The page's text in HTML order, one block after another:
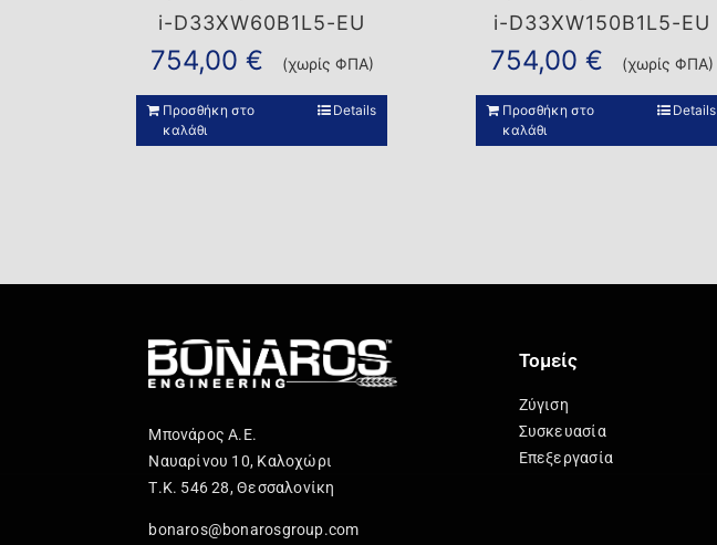
i-D33XW60B1L5-EU
754,00 € (χωρίς ΦΠΑ)
Προσθήκη στο
καλάθι
Details
i-D33XW150B1L5-EU
754,00 € (χωρίς ΦΠΑ)
Προσθήκη στο
καλάθι
Details
Μπονάρος Α.Ε.
Ναυαρίνου 10, Καλοχώρι
Τ.Κ. 546 28, Θεσσαλονίκη
bonaros@bonarosgroup.com
Τομείς
Ζύγιση
Συσκευασία
Επεξεργασία